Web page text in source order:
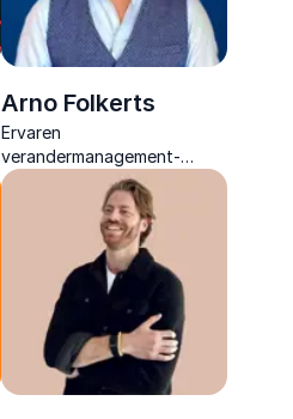
Arno Folkerts
Ervaren
verandermanagement-
expert die je organisatie
met humor, authenticiteit en
diepgaande inzichten
begeleidt naar duurzame
groei en succes.